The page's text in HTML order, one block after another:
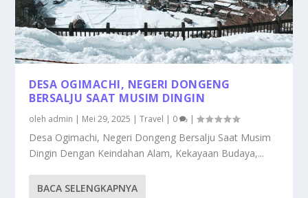
DESA OGIMACHI, NEGERI DONGENG
BERSALJU SAAT MUSIM DINGIN
oleh admin | Mei 29, 2025 |Travel | 0 |
Desa Ogimachi, Negeri Dongeng Bersalju Saat Musim
Dingin Dengan Keindahan Alam, Kekayaan Budaya,...
BACA SELENGKAPNYA